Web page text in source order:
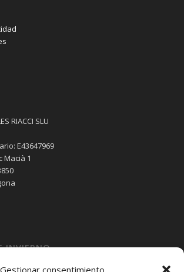
Gestionar consentimiento
RIACCI SLU
E43647969
Macià 1
INVIERNO
Jueves y Viernes: